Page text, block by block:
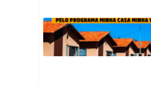
O município ganha mais 20
casas! Agora são 45 no total.